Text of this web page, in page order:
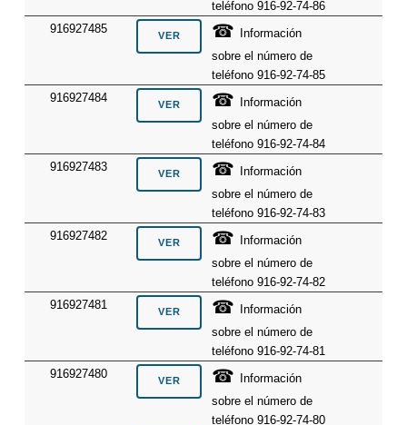
teléfono 916-92-74-86
916927485
☎
Información
sobre el número de
teléfono 916-92-74-85
916927484
☎
Información
sobre el número de
teléfono 916-92-74-84
916927483
☎
Información
sobre el número de
teléfono 916-92-74-83
916927482
☎
Información
sobre el número de
teléfono 916-92-74-82
916927481
☎
Información
sobre el número de
teléfono 916-92-74-81
916927480
☎
Información
sobre el número de
teléfono 916-92-74-80